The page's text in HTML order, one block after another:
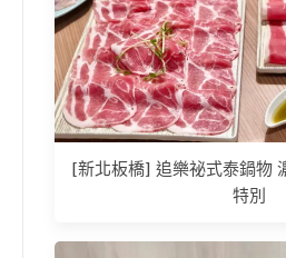
[新北板橋] 追樂祕式泰鍋物
特別